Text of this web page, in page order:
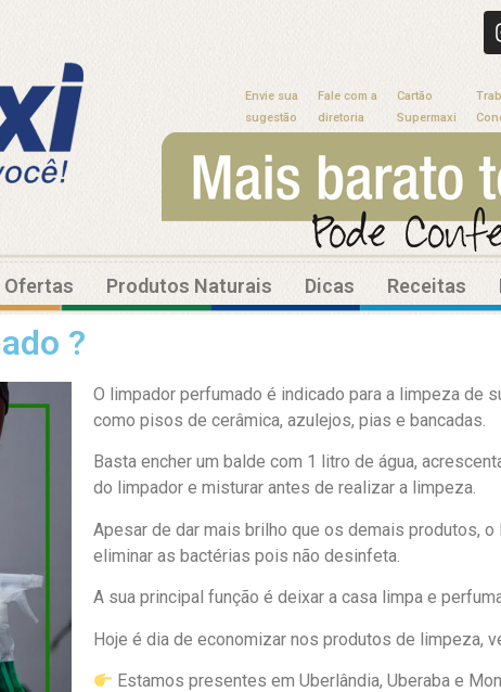
Envie sua
sugestão
Fale com a
diretoria
Cartão
Supermaxi
Ofertas Produtos Naturais Dicas Receitas
?
O limpador perfumado é indicado para a limpeza de
como pisos de cerâmica, azulejos, pias e bancadas.
Basta encher um balde com 1 litro de água,
do limpador e misturar antes de realizar a limpeza.
Apesar de dar mais brilho que os demais produtos, o
eliminar as bactérias pois não desinfeta.
A sua principal função é deixar a casa limpa e
Hoje é dia de economizar nos produtos de limpeza,
Estamos presentes em Uberlândia, Uberaba e